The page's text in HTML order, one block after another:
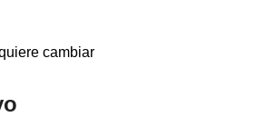
cambiar